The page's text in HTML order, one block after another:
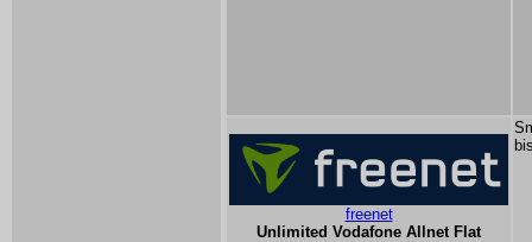
freenet
Unlimited Vodafone Allnet Flat